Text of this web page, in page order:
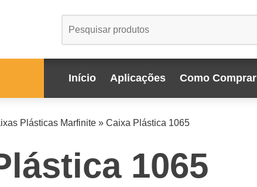
Início Aplicações Como Comprar
Plásticas Marfinite » Caixa Plástica 1065
1065